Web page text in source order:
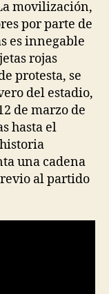
movilización,
por parte de
es innegable
rojas
protesta, se
del estadio,
de marzo de
hasta el
una cadena
al partido